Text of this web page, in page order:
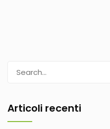
Articoli recenti